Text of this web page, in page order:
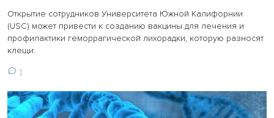
Открытие сотрудников Университета Южной Калифорнии
(USC) может привести к созданию вакцины для лечения и
профилактики геморрагической лихорадки, которую разносят
клещи.
1